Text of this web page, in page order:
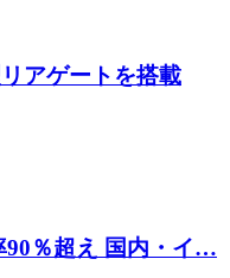
アゲートを搭載
90％超え 国内・イ…